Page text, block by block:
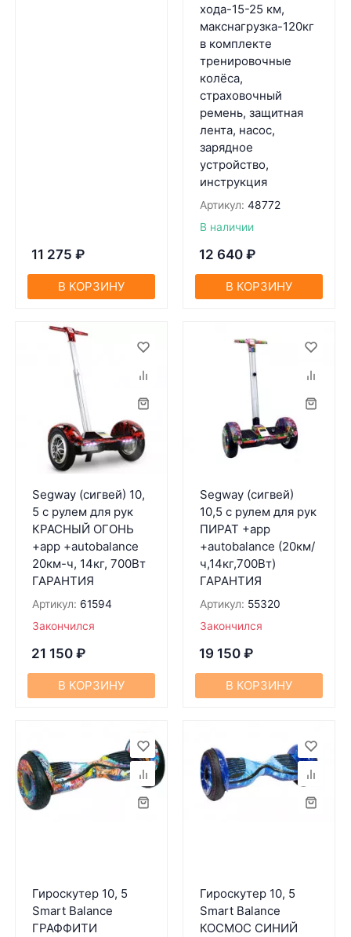
11 275 ₽
В КОРЗИНУ
хода-15-25 км,
макснагрузка-120кг
в комплекте
тренировочные
колёса,
страховочный
ремень, защитная
лента, насос,
зарядное
устройство,
инструкция
Артикул: 48772
В наличии
12 640 ₽
В КОРЗИНУ
Segway (сигвей) 10,
5 с рулем для рук
КРАСНЫЙ ОГОНЬ
+app +autobalance
20км-ч, 14кг, 700Вт
ГАРАНТИЯ
Артикул: 61594
Закончился
21 150 ₽
В КОРЗИНУ
Segway (сигвей)
10,5 с рулем для рук
ПИРАТ +app
+autobalance (20км/
ч,14кг,700Вт)
ГАРАНТИЯ
Артикул: 55320
Закончился
19 150 ₽
В КОРЗИНУ
Гироскутер 10, 5
Smart Balance
ГРАФФИТИ
Гироскутер 10, 5
Smart Balance
КОСМОС СИНИЙ